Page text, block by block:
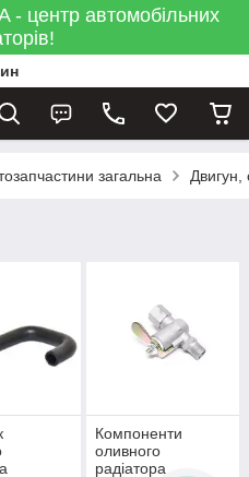
- центр автомобільних
загальна Двигун,
Компоненти
оливного
радіатора